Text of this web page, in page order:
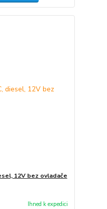
12V bez ovladače
Ihned k expedici